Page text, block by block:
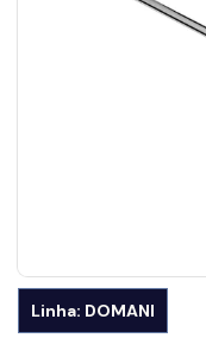
Linha: DOMANI